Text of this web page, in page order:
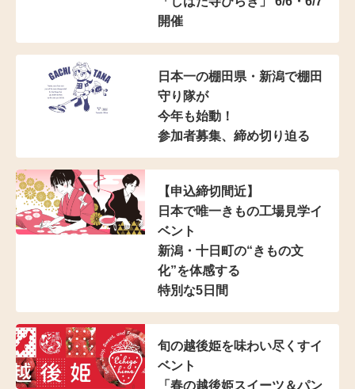
開催
日本一の棚田県・新潟で棚田
守り隊が
今年も始動！
参加者募集、締め切り迫る
【申込締切間近】
日本で唯一きもの工場見学イ
ベント
新潟・十日町の“きもの文
化”を体感する
特別な5日間
旬の越後姫を味わい尽くすイ
ベント
「春の越後姫スイーツ＆パン